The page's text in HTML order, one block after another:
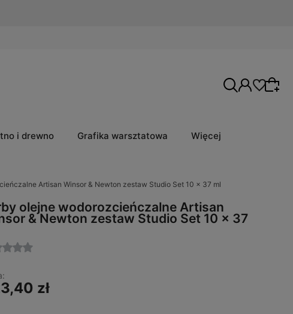
i drewno Grafika warsztatowa Więcej
Artisan Winsor & Newton zestaw Studio Set 10 x 37 ml
olejne wodorozcieńczalne Artisan
& Newton zestaw Studio Set 10 x 37
zł